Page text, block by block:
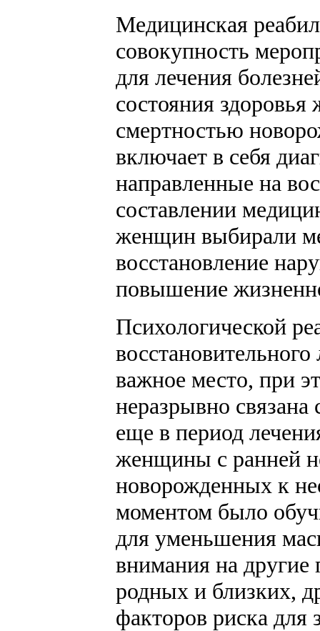
Медицинская
совокупность
для лечения
состояния
смертностью
включает в себя
направленные на
составлении
женщин выбирали
восстановление
повышение
Психологической
важное место, при
неразрывно связана
еще в период
женщины с ранней
новорожденных к
моментом было
для уменьшения
внимания на другие
родных и близких,
факторов риска для